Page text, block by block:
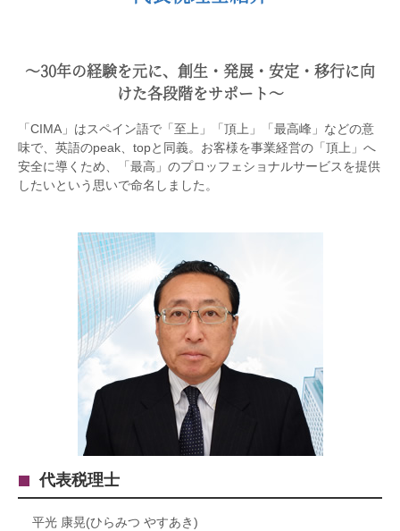
〜30年の経験を元に、創生・発展・安定・移行に向
けた各段階をサポート〜
「CIMA」はスペイン語で「至上」「頂上」「最高峰」などの意
味で、英語のpeak、topと同義。お客様を事業経営の「頂上」へ
安全に導くため、「最高」のプロッフェショナルサービスを提供
したいという思いで命名しました。
代表税理士
平光 康晃(ひらみつ やすあき)